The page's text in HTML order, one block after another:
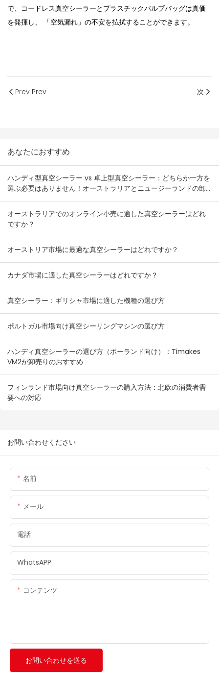
で、コードレス真空シーラー とプラスチックバルブバッグは真価
を発揮し、
「 空気漏れ 」 の不安を払拭することができます。
Prev Prev 次
あなたにおすすめ
ハンディ型真空シーラー vs 卓上型真空シーラー：どちらか一方を
選ぶ必要はありません！オーストラリアとニュージーランドの卸
売業者向け在庫組み合わせプラン
オーストラリアでのオンライン小売に適した真空シーラーはどれ
ですか？
オーストリア市場に最適な真空シーラーはどれですか？
カナダ市場に適した真空シーラーはどれですか？
真空シーラー：ギリシャ市場に適した機種の選び方
ポルトガル市場向け真空シーリングマシンの選び方
ハンディ真空シーラーの選び方（ポーランド向け）：Timakes
VM2が卸売りのおすすめ
フィンランド市場向け真空シーラーの購入方法：北欧の消費者需
要への対応
お問い合わせください
名前
メール
電話
WhatsAPP
コンテンツ
お問い合わせを送る